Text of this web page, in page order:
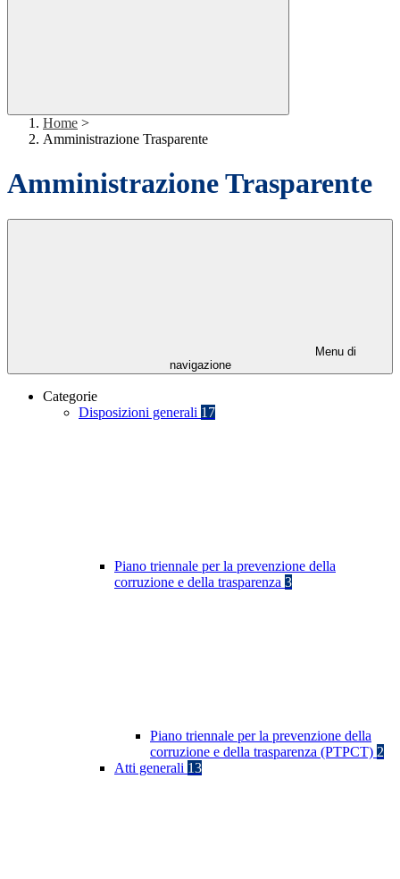
Home >
Amministrazione Trasparente
Amministrazione Trasparente
Menu di
navigazione
Categorie
Disposizioni generali 17
Piano triennale per la prevenzione della
corruzione e della trasparenza 3
Piano triennale per la prevenzione della
corruzione e della trasparenza (PTPCT) 2
Atti generali 13